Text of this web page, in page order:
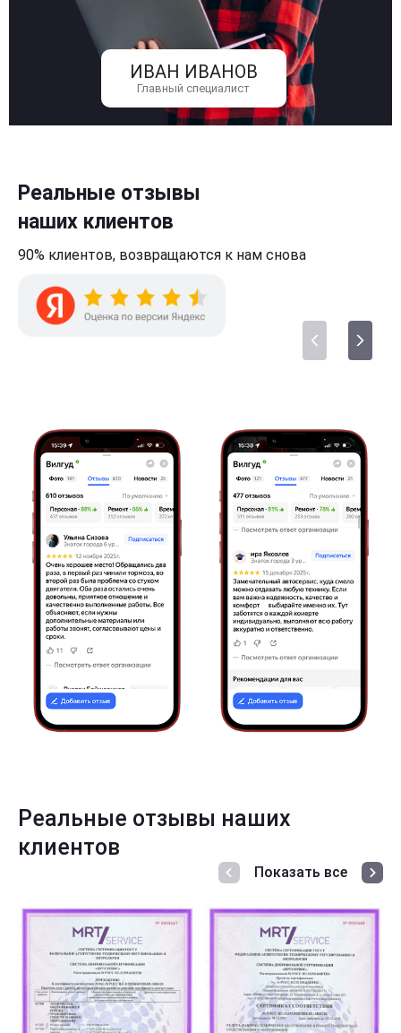
ИВАН ИВАНОВ
Главный специалист
Реальные отзывы
наших клиентов
90% клиентов, возвращаются к нам снова
Реальные отзывы наших
клиентов
Показать все